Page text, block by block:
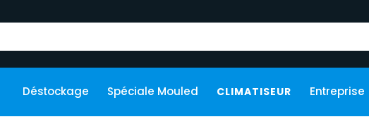
Déstockage Spéciale Mouled CLIMATISEUR Entreprise